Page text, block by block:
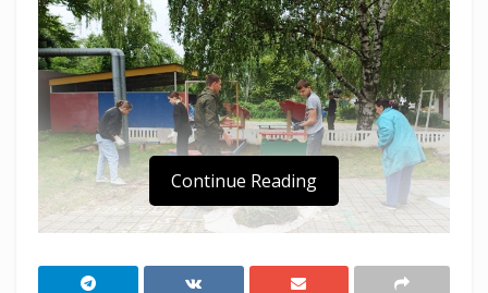
Continue Reading